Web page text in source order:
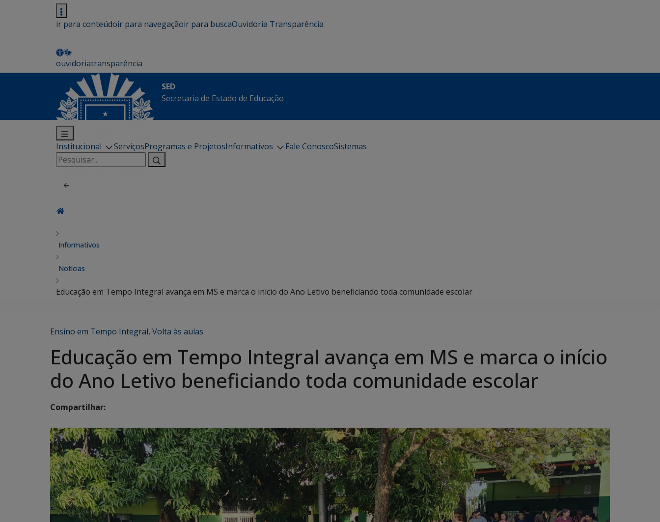
ir para conteúdoir para navegaçãoir para buscaOuvidoria Transparência
ouvidoriatransparência
SED
Secretaria de Estado de Educação
Institucional ServiçosProgramas e ProjetosInformativos Fale ConoscoSistemas
Pesquisar
por:
Informativos
Notícias
Educação em Tempo Integral avança em MS e marca o início do Ano Letivo beneficiando toda comunidade escolar
Ensino em Tempo Integral, Volta às aulas
Educação em Tempo Integral avança em MS e marca o início
do Ano Letivo beneficiando toda comunidade escolar
Compartilhar: